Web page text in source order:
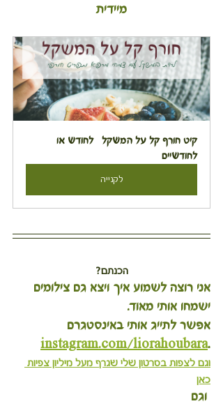
מיידית
קיט חורף קל על המשקל   לחודש או
לחודשיים
לקנייה
הכנתם?
אני רוצה לשמוע איך ויצא גם צילומים
ישמחו אותי מאוד.
אפשר לתייג אותי באינסטגרם
.
instagram.com/liorahoubara
וגם לצפות בסרטון שלי שגרף מעל מיליון צפיות
כאן
וגם